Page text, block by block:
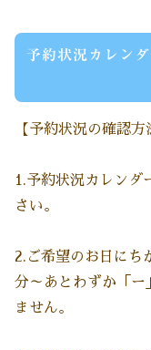
予約状況カレン
【予約状況の確認方
1.予約状況カレンダ
さい。
2.ご希望のお日に
分～あとわずか「
ません。